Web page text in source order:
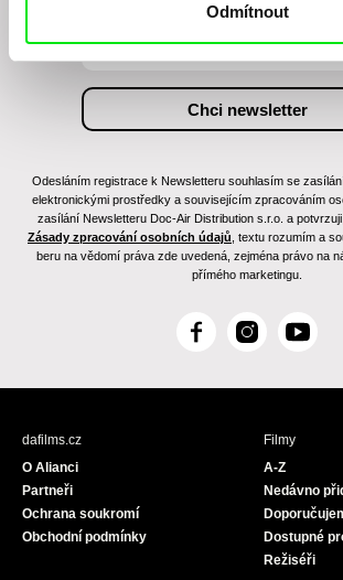
Odmítnout
Odesláním registrace k Newsletteru souhlasím se
elektronickými prostředky a souvisejícím zpracováním
zasílání Newsletteru Doc-Air Distribution s.r.o. a
Zásady zpracování osobních údajů , textu rozumím a
beru na vědomí práva zde uvedená, zejména právo na
přímého marketingu.
F
c
I
s
Y
u
dafilms.cz
O Alianci
Partneři
Ochrana soukromí
Obchodní podmínky
Filmy
A-Z
Nedávno
Dostupné
Režiséři